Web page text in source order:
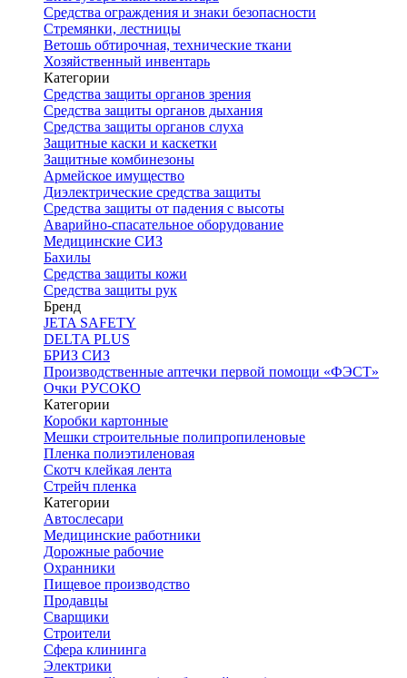
Средства ограждения и знаки безопасности
Стремянки, лестницы
Ветошь обтирочная, технические ткани
Хозяйственный инвентарь
Категории
Средства защиты органов зрения
Средства защиты органов дыхания
Средства защиты органов слуха
Защитные каски и каскетки
Защитные комбинезоны
Армейское имущество
Диэлектрические средства защиты
Средства защиты от падения с высоты
Аварийно-спасательное оборудование
Медицинские СИЗ
Бахилы
Средства защиты кожи
Средства защиты рук
Бренд
JETA SAFETY
DELTA PLUS
БРИЗ СИЗ
Производственные аптечки первой помощи «ФЭСТ»
Очки РУСОКО
Категории
Коробки картонные
Мешки строительные полипропиленовые
Пленка полиэтиленовая
Скотч клейкая лента
Стрейч пленка
Категории
Автослесари
Медицинские работники
Дорожные рабочие
Охранники
Пищевое производство
Продавцы
Сварщики
Строители
Сфера клининга
Электрики